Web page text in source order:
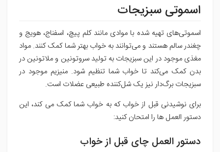
اسموتی سبزیجات
اسموتی‌های تهیه شده با موادی مانند کلم پیچ، اسفناج، هویج و
چغندر سالم هستند و می‌توانند به خواب بهتر شما کمک کنند. مواد
مغذی موجود در این سبزیجات به تولید سروتونین و ملاتونین در
بدن کمک می‌کند تا خواب شما تنظیم شود. منیزیم موجود در
سبزیجات برگ‌دار نیز یک شل‌کننده طبیعی عضلات است.
برای نوشیدنی قبل از خواب که به خواب شما کمک می کند، این
دستور العمل ها را امتحان کنید:
دستور العمل چای قبل از خواب